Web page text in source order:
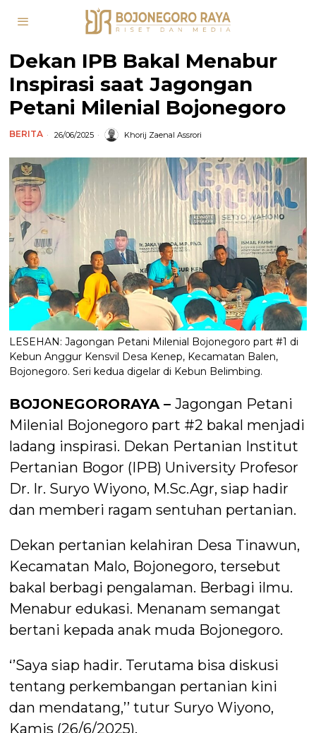
Dekan IPB Bakal Menabur
Inspirasi saat Jagongan
Petani Milenial Bojonegoro
BERITA 26/06/2025 Khorij Zaenal Assrori
LESEHAN: Jagongan Petani Milenial Bojonegoro part #1 di
Kebun Anggur Kensvil Desa Kenep, Kecamatan Balen,
Bojonegoro. Seri kedua digelar di Kebun Belimbing.
BOJONEGORORAYA –Jagongan Petani
Milenial Bojonegoro part #2 bakal menjadi
ladang inspirasi. Dekan Pertanian Institut
Pertanian Bogor (IPB) University Profesor
Dr. Ir. Suryo Wiyono, M.Sc.Agr, siap hadir
dan memberi ragam sentuhan pertanian.
Dekan pertanian kelahiran Desa Tinawun,
Kecamatan Malo, Bojonegoro, tersebut
bakal berbagi pengalaman. Berbagi ilmu.
Menabur edukasi. Menanam semangat
bertani kepada anak muda Bojonegoro.
‘’Saya siap hadir. Terutama bisa diskusi
tentang perkembangan pertanian kini
dan mendatang,’’ tutur Suryo Wiyono,
Kamis (26/6/2025).